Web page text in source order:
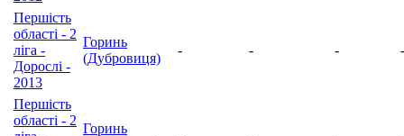
Першість
області - 2
ліга -
Дорослі -
2013
Горинь
(Дубровиця)
- - - -
Першість
області - 2
Горинь